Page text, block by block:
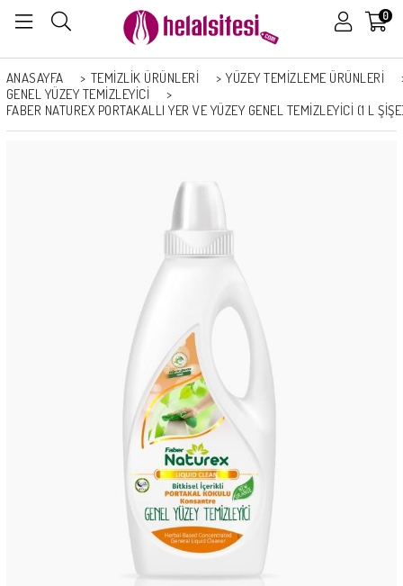
0
ANASAYFA > TEMİZLİK ÜRÜNLERİ > YÜZEY TEMIZLEME ÜRÜNLERI
GENEL YÜZEY TEMIZLEYICI
>
FABER NATUREX PORTAKALLI YER VE YÜZEY GENEL TEMIZLEYICI (1 L